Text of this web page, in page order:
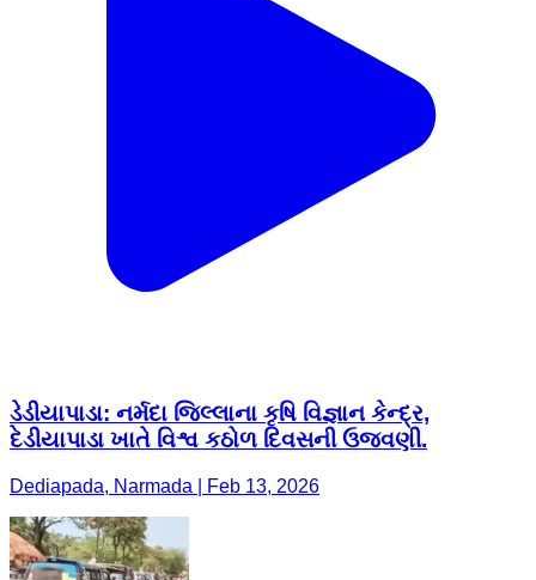
ડેડીયાપાડા: નર્મદા જિલ્લાના કૃષિ વિજ્ઞાન કેન્દ્ર,
દેડીયાપાડા ખાતે વિશ્વ કઠોળ દિવસની ઉજવણી.
Dediapada, Narmada | Feb 13, 2026